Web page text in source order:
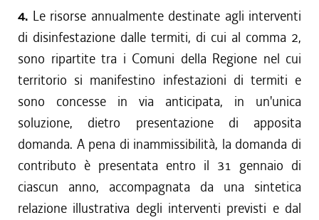
4. Le risorse annualmente destinate agli interventi
di disinfestazione dalle termiti, di cui al comma 2,
sono ripartite tra i Comuni della Regione nel cui
territorio si manifestino infestazioni di termiti e
sono concesse in via anticipata, in un'unica
soluzione, dietro presentazione di apposita
domanda. A pena di inammissibilità, la domanda di
contributo è presentata entro il 31 gennaio di
ciascun anno, accompagnata da una sintetica
relazione illustrativa degli interventi previsti e dal